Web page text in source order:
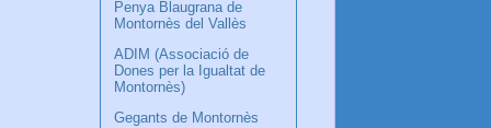
Penya Blaugrana de
Montornès del Vallès
ADIM (Associació de
Dones per la Igualtat de
Montornès)
Gegants de Montornès